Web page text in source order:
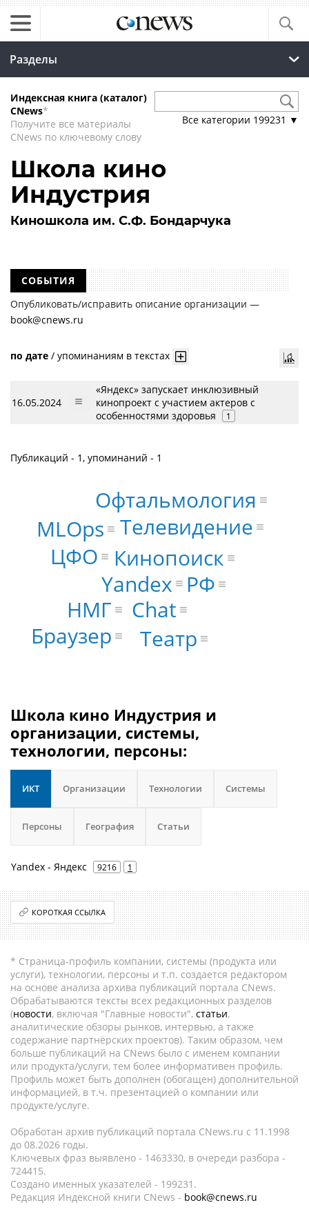
Разделы
Индексная книга (каталог)
CNews*
Получите все материалы
CNews по ключевому слову
Все категории 199231 ▼
Школа кино
Индустрия
Киношкола им. С.Ф. Бондарчука
СОБЫТИЯ
Опубликовать/исправить описание организации —
book@cnews.ru
по дате / упоминаниям в текстах
16.05.2024
«Яндекс» запускает инклюзивный
кинопроект с участием актеров с
особенностями здоровья
1
Публикаций - 1, упоминаний - 1
Yandex
Кинопоиск
НМГ
Chat
Телевидение
Браузер
MLOps
ЦФО
РФ
Театр
Офтальмология
Школа кино Индустрия и
организации, системы,
технологии, персоны:
ИКТ Организации Технологии Системы
Персоны География Статьи
Yandex - Яндекс 9216 1
КОРОТКАЯ ССЫЛКА
* Страница-профиль компании, системы (продукта или
услуги), технологии, персоны и т.п. создается редактором
на основе анализа архива публикаций портала CNews.
Обрабатываются тексты всех редакционных разделов
(новости, включая "Главные новости", статьи,
аналитические обзоры рынков, интервью, а также
содержание партнёрских проектов). Таким образом, чем
больше публикаций на CNews было с именем компании
или продукта/услуги, тем более информативен профиль.
Профиль может быть дополнен (обогащен) дополнительной
информацией, в т.ч. презентацией о компании или
продукте/услуге.
Обработан архив публикаций портала CNews.ru c 11.1998
до 08.2026 годы.
Ключевых фраз выявлено - 1463330, в очереди разбора -
724415.
Создано именных указателей - 199231.
Редакция Индексной книги CNews - book@cnews.ru